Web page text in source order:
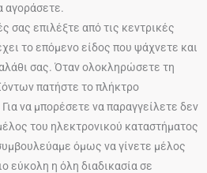
αγοράσετε.
σας επιλέξτε από τις κεντρικές
το επόμενο είδος που ψάχνετε και
σας. Όταν ολοκληρώσετε τη
πατήστε το πλήκτρο
να μπορέσετε να παραγγείλετε δεν
του ηλεκτρονικού καταστήματος
όμως να γίνετε μέλος
εύκολη η όλη διαδικασία σε